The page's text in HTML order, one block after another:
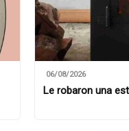
06/08/2026
Le robaron una